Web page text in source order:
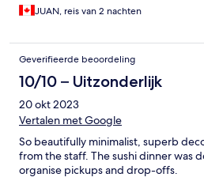
JUAN, reis van 2 nachten
Geverifieerde beoordeling
10/10 – Uitzonderlijk
20 okt 2023
Vertalen met Google
So beautifully minimalist, superb
from the staff. The sushi dinner was
organise pickups and drop-offs.